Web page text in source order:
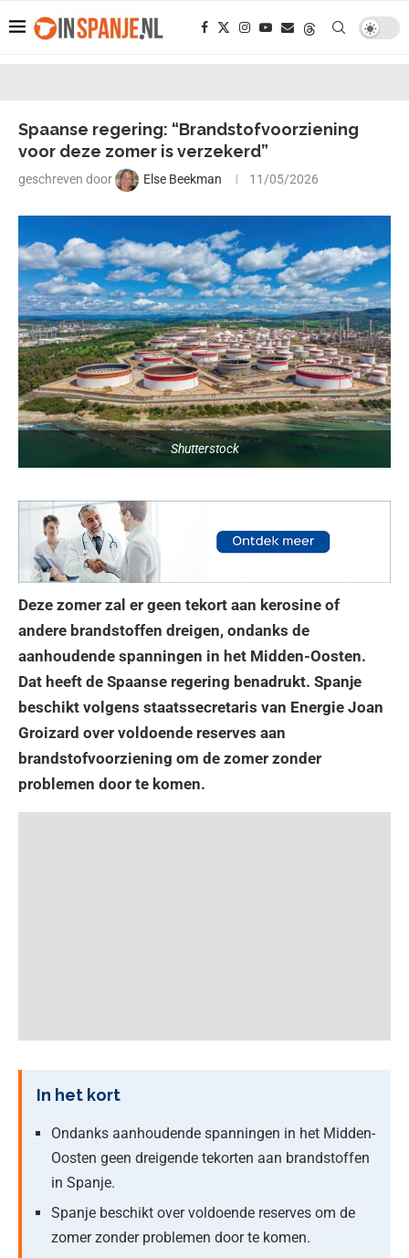
Spaanse regering: “Brandstofvoorziening
voor deze zomer is verzekerd”
geschreven door Else Beekman 11/05/2026
Shutterstock
Deze zomer zal er geen tekort aan kerosine of
andere brandstoffen dreigen, ondanks de
aanhoudende spanningen in het Midden-Oosten.
Dat heeft de Spaanse regering benadrukt. Spanje
beschikt volgens staatssecretaris van Energie Joan
Groizard over voldoende reserves aan
brandstofvoorziening om de zomer zonder
problemen door te komen.
In het kort
Ondanks aanhoudende spanningen in het Midden-
Oosten geen dreigende tekorten aan brandstoffen
in Spanje.
Spanje beschikt over voldoende reserves om de
zomer zonder problemen door te komen.